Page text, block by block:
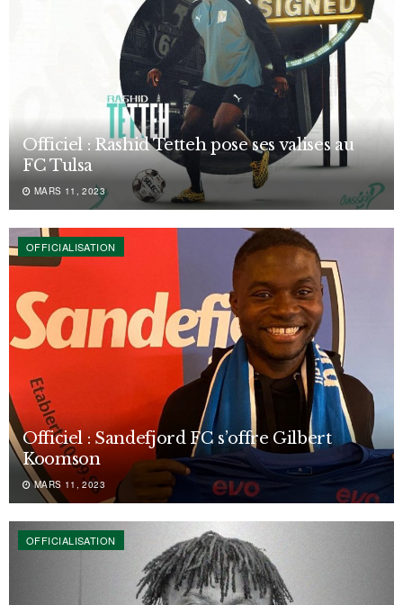
Officiel : Rashid Tetteh pose ses valises au
FC Tulsa
MARS 11, 2023
OFFICIALISATION
Officiel : Sandefjord FC s’offre Gilbert
Koomson
MARS 11, 2023
OFFICIALISATION